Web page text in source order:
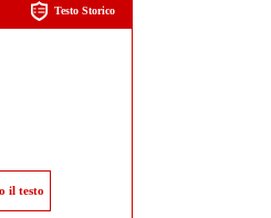
Testo Storico
il testo